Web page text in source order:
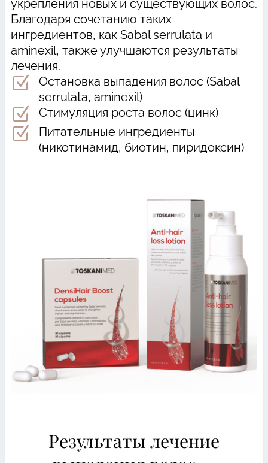
укрепления новых и существующих волос.
Благодаря сочетанию таких
ингредиентов, как Sabal serrulata и
aminexil, также улучшаются результаты
лечения.
Z
Остановка выпадения волос (Sabal
serrulata, aminexil)
Z Стимуляция роста волос (цинк)
Z
Питательные ингредиенты
(никотинамид, биотин, пиридоксин)
Результаты лечение